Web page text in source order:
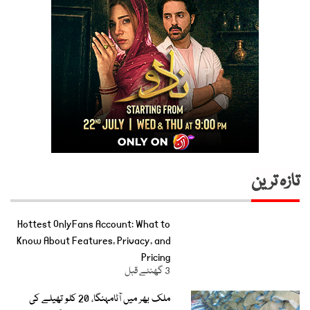
تازہ ترین
Hottest OnlyFans Account: What to
Know About Features, Privacy, and
Pricing
3 گھنٹے قبل
ملک بھر میں آٹامہنگا، 20 کلو تھیلے کی